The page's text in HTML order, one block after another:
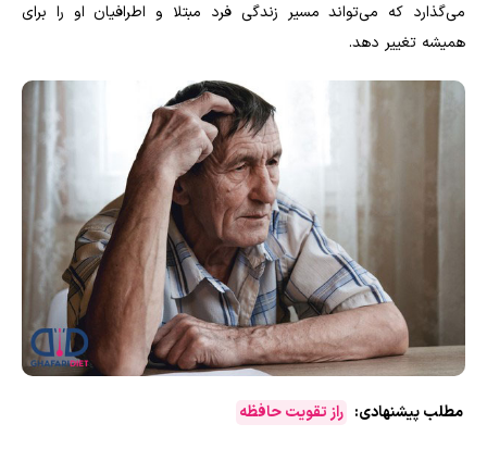
می‌گذارد که می‌تواند مسیر زندگی فرد مبتلا و اطرافیان او را برای
همیشه تغییر دهد.
مطلب پیشنهادی: راز تقویت حافظه